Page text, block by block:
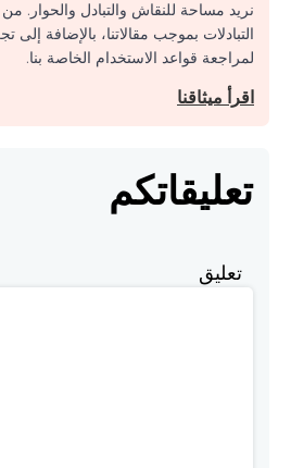
نريد مساحة للنقاش والتبادل والحوار.
التبادلات بموجب مقالاتنا، بالإضافة
لمراجعة قواعد الاستخدام الخاصة بنا.
اقرأ ميثاقنا
تعليقاتكم
تعليق